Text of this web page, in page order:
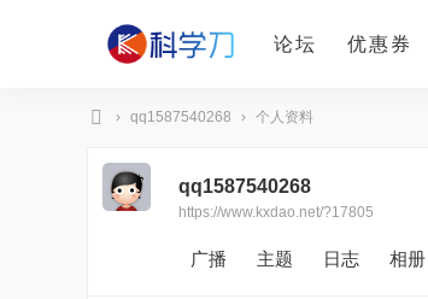
论坛 优惠券
› qq1587540268 › 个人资料
qq1587540268
https://www.kxdao.net/?17805
广播 主题 日志 相册